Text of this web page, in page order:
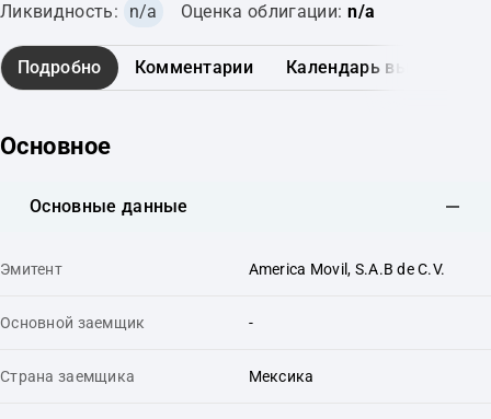
Ликвидность: n/a Оценка облигации: n/a
Подробно Комментарии Календарь выплат
Основное
Основные данные
Эмитент America Movil, S.A.B de C.V.
Основной заемщик -
Страна заемщика Мексика